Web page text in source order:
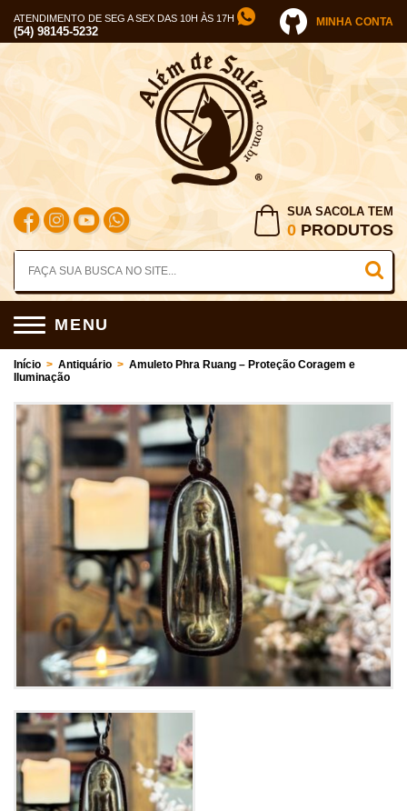
ATENDIMENTO DE SEG A SEX DAS 10H ÀS 17H
(54) 98145-5232
MINHA CONTA
SUA SACOLA TEM
0 PRODUTOS
MENU
Início > Antiquário > Amuleto Phra Ruang – Proteção Coragem e
Iluminação